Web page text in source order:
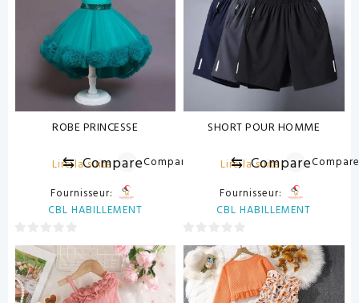
ROBE PRINCESSE
Lire la suite
⇆ CompareCompare
Fournisseur:
CBL HABILLEMENT
0
sur
5
SHORT POUR HOMME
Lire la suite
⇆ Compare
Fournisseur:
CBL HABILLEMENT
0
sur
5